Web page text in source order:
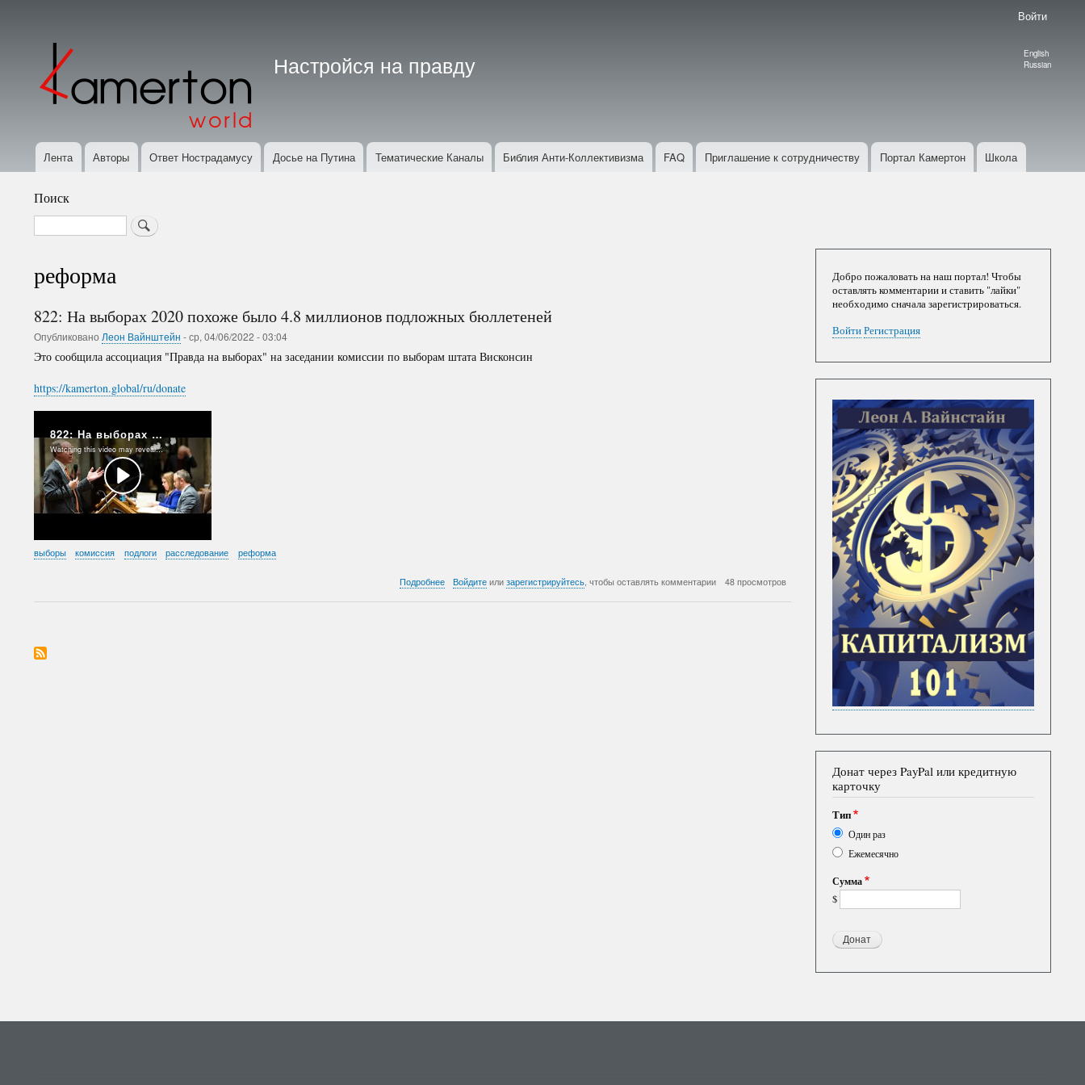
учётной
записи
пользователя
Войти
Language
English
Russian
Настройся на правду
Основная
Лента Авторы Ответ Нострадамусу Досье на Путина Тематические Каналы Библия Анти-Коллективизма FAQ Приглашение к сотрудничеству Портал Камертон Школа
Поиск
Search
реформа
822: На выборах 2020 похоже было 4.8 миллионов подложных бюллетеней
Опубликовано Леон Вайнштейн -ср, 04/06/2022 - 03:04
Это сообщила ассоциация "Правда на выборах" на заседании комиссии по выборам штата Висконсин
https://kamerton.global/ru/donate
выборы комиссия подлоги расследование реформа
Подробнеео
Войдите илизарегистрируйтесь , чтобы оставлять комментарии 48 просмотров
Добро пожаловать на наш портал! Чтобы
оставлять комментарии и ставить "лайки"
необходимо сначала зарегистрироваться.
Войти Регистрация
Донат через PayPal или кредитную
карточку
Тип
Один раз
Ежемесячно
Сумма
$